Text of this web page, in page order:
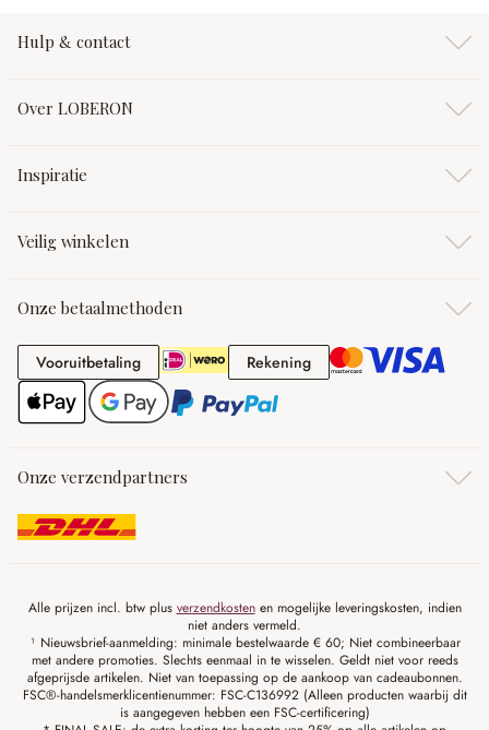
Hulp & contact
Over LOBERON
Inspiratie
Veilig winkelen
Onze betaalmethoden
VooruitbetalingVooruitbetaling RekeningRekening
Onze verzendpartners
Alle prijzen incl. btw plus verzendkostenen mogelijke leveringskosten, indien
niet anders vermeld.
¹ Nieuwsbrief-aanmelding: minimale bestelwaarde € 60; Niet combineerbaar
met andere promoties. Slechts eenmaal in te wisselen. Geldt niet voor reeds
afgeprijsde artikelen. Niet van toepassing op de aankoop van cadeaubonnen.
FSC®-handelsmerklicentienummer: FSC-C136992 (Alleen producten waarbij dit
is aangegeven hebben een FSC-certificering)